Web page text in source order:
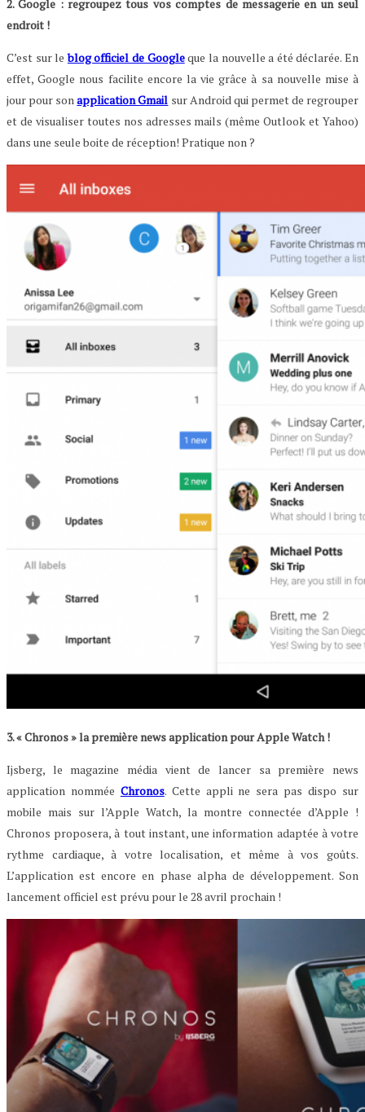
2. Google : regroupez tous vos comptes de messagerie en un seul
endroit !
C’est sur leblog officiel de Googleque la nouvelle a été déclarée. En
effet, Google nous facilite encore la vie grâce à sa nouvelle mise à
jour pour sonapplication Gmail sur Android qui permet de regrouper
et de visualiser toutes nos adresses mails (même Outlook et Yahoo)
dans une seule boite de réception! Pratique non ?
3. « Chronos » la première news application pour Apple Watch !
Ijsberg, le magazine média vient de lancer sa première news
application nommée Chronos. Cette appli ne sera pas dispo sur
mobile mais sur l’Apple Watch, la montre connectée d’Apple !
Chronos proposera, à tout instant, une information adaptée à votre
rythme cardiaque, à votre localisation, et même à vos goûts.
L’application est encore en phase alpha de développement. Son
lancement officiel est prévu pour le 28 avril prochain !